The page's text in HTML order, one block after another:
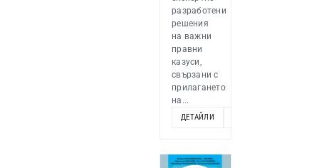
разработени
решения
на важни
правни
казуси,
свързани с
прилагането
на...
ДЕТАЙЛИ